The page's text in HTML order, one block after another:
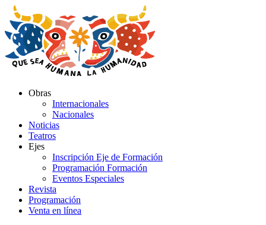
al
contenido
Obras
Internacionales
Nacionales
Noticias
Teatros
Ejes
Inscripción Eje de Formación
Programación Formación
Eventos Especiales
Revista
Programación
Venta en línea